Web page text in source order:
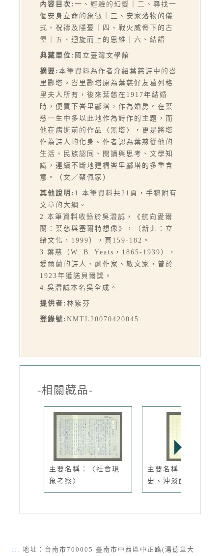
內容目次: 一、經驗的幻變｜二、尋找一
個安身立命的象徵｜三、安家落物的儀
式、祝禱及隱憂｜四、戰火威脅下的古
堡｜五、迴旋而上的思維｜六、結語
典藏單位: 國立臺灣文學館
摘要: 本筆資料為作者介紹葉慈詩中的峇
里酈塔。峇里酈塔原為葉慈好友葛列格
里夫人所有，後來葉慈在1917年結婚
時，便買下峇里酈塔，作為婚房。在葉
慈一生中多以此地作為詩作的主題，而
他在病逝前的作品〈黑塔〉，更是將塔
作為詩人的化身。作者認為葉慈從他的
生活、民族認同、閱讀與思考、文學知
識，連續不斷地建構峇里酈塔的多重含
意。（文／蔡佩家）
其他說明: 1.本筆資料共21頁，手稿附有
文章的大綱。
2.本筆資料收錄於吳潛誠，《航向愛爾
蘭：葉慈與塞爾特想像》，（新北：立
緒文化，1999），頁159-182。
3.葉慈（W. B. Yeats，1865-1939），
愛爾蘭的詩人、劇作家、散文家，曾於
1923年獲諾貝爾獎。
4.吳潛誠本名吳全成。
提供者: 林紫芬
登錄號: NMTL20070420045
-相關藏品-
主要名稱：〈社會現
象考察〉 ...
主要名稱：擦拭歷
史、沖淡醜惡...
::: 地址：台南市700005 臺南市中西區中正路(湯德章大